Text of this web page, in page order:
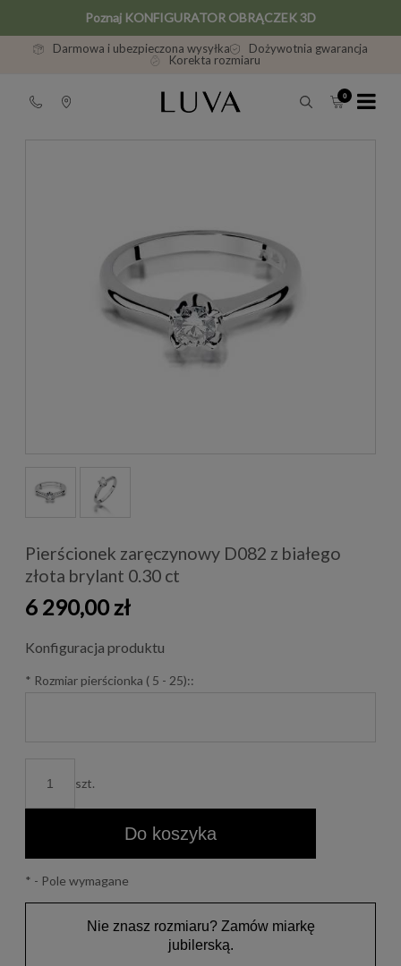
Poznaj KONFIGURATOR OBRĄCZEK 3D
Darmowa i ubezpieczona wysyłka
Dożywotnia gwarancja
Korekta rozmiaru
Pierścionek zaręczynowy D082 z białego
złota brylant 0.30 ct
6 290,00 zł
Konfiguracja produktu
* Rozmiar pierścionka ( 5 - 25)::
szt.
Do koszyka
* - Pole wymagane
Nie znasz rozmiaru? Zamów miarkę
jubilerską.